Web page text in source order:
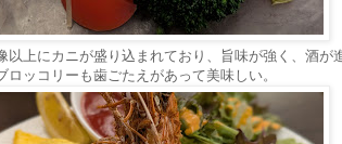
以上にカニが盛り込まれており、旨味が強く、酒が
ロッコリーも歯ごたえがあって美味しい。